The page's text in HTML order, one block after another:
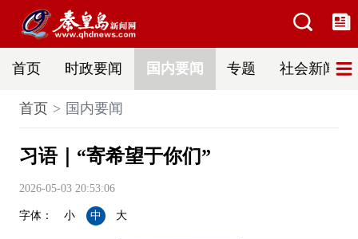
首页 时政要闻 国内要闻 专题 社会新闻
首页 国内要闻
习语｜“寄希望于你们”
2026-05-03 20:53:06
字体： 小 中 大